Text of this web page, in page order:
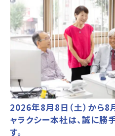
2026年8月8日（土）から8
ャラクシー本社は、誠に勝
す。